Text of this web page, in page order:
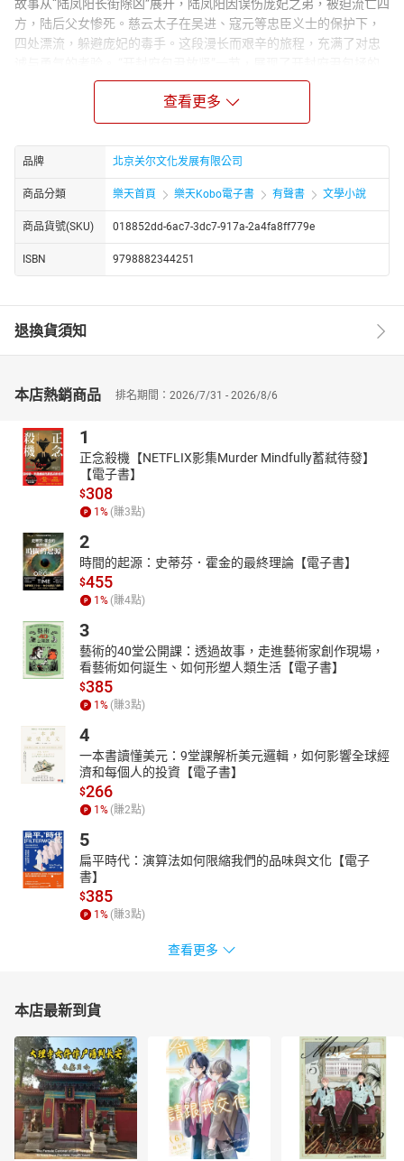
故事从“陆凤阳长街除凶”展开，陆凤阳因误伤庞妃之弟，被迫流亡四
方，陆后父女惨死。慈云太子在吴进、寇元等忠臣义士的保护下，
四处漂流，躲避庞妃的毒手。这段漫长而艰辛的旅程，充满了对忠
智慧与公正，为慈云太子的复国之路铺平了道路。庞太师屡次伐无
辜，激起了众藩王的义愤，他们联合起来，助慈云太子回京除奸，
在众忠臣的帮助下，慈云太子经历了重重考验，最终成功复国，即
位为君。这段历史传奇不仅展现了激烈的斗争和突出的矛盾，还塑
造了鲜明的人物形象，环环相扣，引人入胜。
通过评书艺术家的精彩演绎，《慈云太子走国》将这段史诗般的复
仇与正义的故事呈现得淋漓尽致，让听众仿佛置身于那个风云变幻
Notice: The audiobook is narrated in Mandarin
查看更多
品牌 北京关尔文化发展有限公司
商品分類 樂天首頁 樂天Kobo電子書 有聲書 文學小說
商品貨號(SKU) 018852dd-6ac7-3dc7-917a-2a4fa8ff779e
ISBN 9798882344251
退換貨須知
本店熱銷商品 排名期間：2026/7/31 - 2026/8/6
1
正念殺機【NETFLIX影集Murder Mindfully蓄弒待發】
【電子書】
$308
1 % (賺3點)
2
時間的起源：史蒂芬．霍金的最終理論【電子書】
$455
1 % (賺4點)
3
藝術的40堂公開課：透過故事，走進藝術家創作現場，
看藝術如何誕生、如何形塑人類生活【電子書】
$385
1 % (賺3點)
4
一本書讀懂美元：9堂課解析美元邏輯，如何影響全球經
濟和每個人的投資【電子書】
$266
1 % (賺2點)
5
扁平時代：演算法如何限縮我們的品味與文化【電子
書】
$385
1 % (賺3點)
查看更多
本店最新到貨